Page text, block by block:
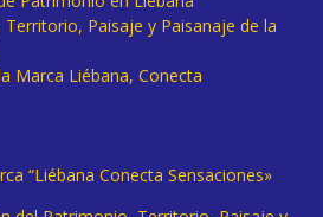
Territorio, Paisaje y Paisanaje de la
Marca Liébana, Conecta
“Liébana Conecta Sensaciones»